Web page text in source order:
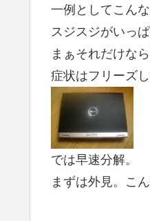
一例としてこんな
スジスジがいっ
まぁそれだけな
症状はフリーズ
では早速分解。
まずは外見。こ